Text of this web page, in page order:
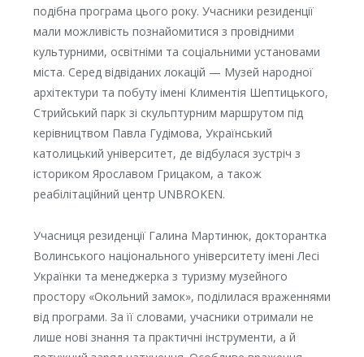
подібна програма цього року. Учасники резиденції
мали можливість познайомитися з провідними
культурними, освітніми та соціальними установами
міста. Серед відвіданих локацій — Музей народної
архітектури та побуту імені Климентія Шептицького,
Стрийський парк зі скульптурним маршрутом під
керівництвом Павла Гудімова, Український
католицький університет, де відбулася зустріч з
істориком Ярославом Грицаком, а також
реабілітаційний центр UNBROKEN.
Учасниця резиденції Галина Мартинюк, докторантка
Волинського національного університету імені Лесі
Українки та менеджерка з туризму музейного
простору «Окольний замок», поділилася враженнями
від програми. За її словами, учасники отримали не
лише нові знання та практичні інструменти, а й